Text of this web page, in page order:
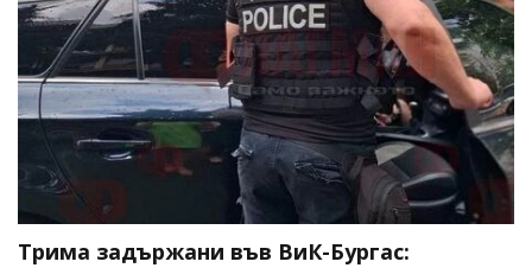
Трима задържани във ВиК-Бургас: